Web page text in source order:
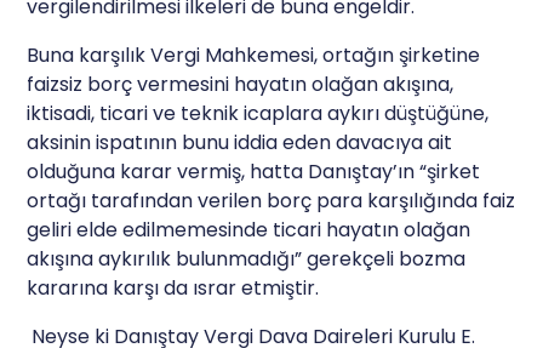
vergilendirilmesi ilkeleri de buna engeldir.
Buna karşılık Vergi Mahkemesi, ortağın şirketine
faizsiz borç vermesini hayatın olağan akışına,
iktisadi, ticari ve teknik icaplara aykırı düştüğüne,
aksinin ispatının bunu iddia eden davacıya ait
olduğuna karar vermiş, hatta Danıştay’ın “şirket
ortağı tarafından verilen borç para karşılığında faiz
geliri elde edilmemesinde ticari hayatın olağan
akışına aykırılık bulunmadığı” gerekçeli bozma
kararına karşı da ısrar etmiştir.
Neyse ki Danıştay Vergi Dava Daireleri Kurulu E.